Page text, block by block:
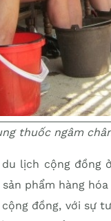
thuốc ngâm
lịch cộng đồng
phẩm hàng
đồng, với sự